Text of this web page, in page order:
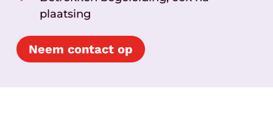
plaatsing
Neem contact op